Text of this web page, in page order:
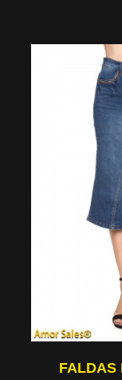
FALDAS